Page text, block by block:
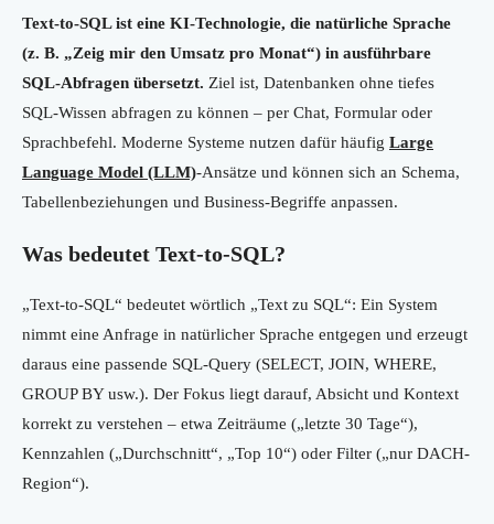
Text-to-SQL ist eine KI-Technologie, die natürliche Sprache
(z. B. „Zeig mir den Umsatz pro Monat“) in ausführbare
SQL-Abfragen übersetzt. Ziel ist, Datenbanken ohne tiefes
SQL-Wissen abfragen zu können – per Chat, Formular oder
Sprachbefehl. Moderne Systeme nutzen dafür häufig Large
Language Model (LLM)-Ansätze und können sich an Schema,
Tabellenbeziehungen und Business-Begriffe anpassen.
Was bedeutet Text-to-SQL?
„Text-to-SQL“ bedeutet wörtlich „Text zu SQL“: Ein System
nimmt eine Anfrage in natürlicher Sprache entgegen und erzeugt
daraus eine passende SQL-Query (SELECT, JOIN, WHERE,
GROUP BY usw.). Der Fokus liegt darauf, Absicht und Kontext
korrekt zu verstehen – etwa Zeiträume („letzte 30 Tage“),
Kennzahlen („Durchschnitt“, „Top 10“) oder Filter („nur DACH-
Region“).